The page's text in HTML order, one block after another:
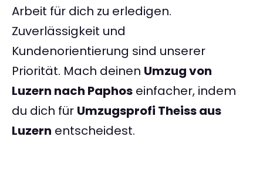
Arbeit für dich zu erledigen.
Zuverlässigkeit und
Kundenorientierung sind unserer
Priorität. Mach deinen Umzug von
Luzern nach Paphos einfacher, indem
du dich für Umzugsprofi Theiss aus
Luzern entscheidest.